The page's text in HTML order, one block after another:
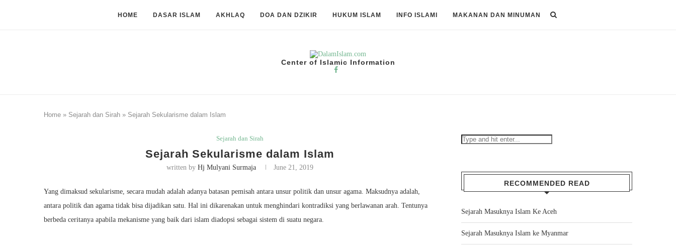
HOME DASAR ISLAM AKHLAQ DOA DAN DZIKIR HUKUM ISLAM INFO ISLAMI MAKANAN DAN MINUMAN
Center of Islamic Information
Home » Sejarah dan Sirah » Sejarah Sekularisme dalam Islam
Sejarah dan Sirah
Sejarah Sekularisme dalam Islam
written by Hj Mulyani Surmaja June 21, 2019
Yang dimaksud sekularisme, secara mudah adalah adanya batasan pemisah antara unsur politik dan unsur agama. Maksudnya adalah,
antara politik dan agama tidak bisa dijadikan satu. Hal ini dikarenakan untuk menghindari kontradiksi yang berlawanan arah. Tentunya
berbeda ceritanya apabila mekanisme yang baik dari islam diadopsi sebagai sistem di suatu negara.
RECOMMENDED READ
Sejarah Masuknya Islam Ke Aceh
Sejarah Masuknya Islam ke Myanmar